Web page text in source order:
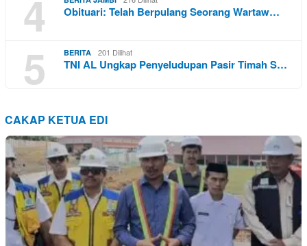
4 Obituari: Telah Berpulang Seorang Wartaw…
5 BERITA 201 Dilihat
TNI AL Ungkap Penyeludupan Pasir Timah S…
CAKAP KETUA EDI